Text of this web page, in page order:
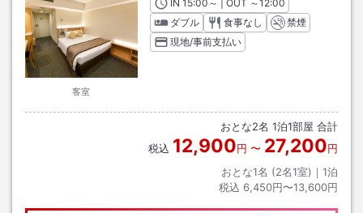
客室
INチェックイン
15:00 ～ | OUT チェックアウト
～12:00
ダブル
食事なし
禁煙
現地/事前支払い
おとな2名 1泊1部屋 合計
税込 12,900円 〜 27,200円
おとな1名 (2名1室)｜ 1泊
税込 6,450円〜13,600円